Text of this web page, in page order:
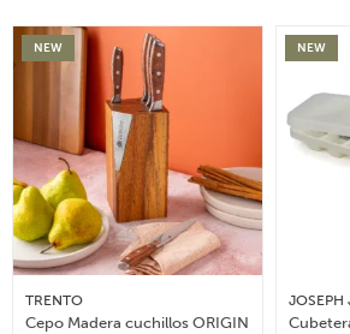
NEW
TRENTO
Cepo Madera cuchillos ORIGIN
NEW
JOSEPH